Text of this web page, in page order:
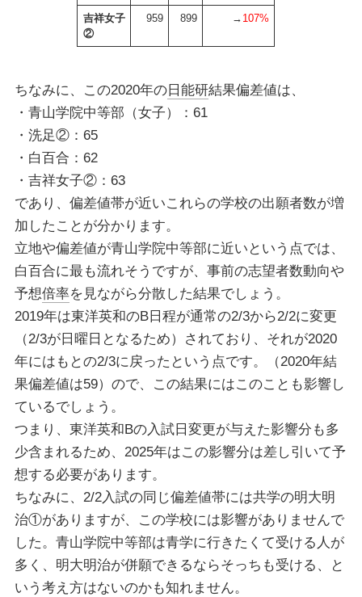
吉祥女子
②
959 899 → 107%
ちなみに、この2020年の日能研結果偏差値は、
・青山学院中等部（女子）：61
・洗足②：65
・白百合：62
・吉祥女子②：63
であり、偏差値帯が近いこれらの学校の出願者数が増
加したことが分かります。
立地や偏差値が青山学院中等部に近いという点では、
白百合に最も流れそうですが、事前の志望者数動向や
予想倍率を見ながら分散した結果でしょう。
2019年は東洋英和のB日程が通常の2/3から2/2に変更
（2/3が日曜日となるため）されており、それが2020
年にはもとの2/3に戻ったという点です。（2020年結
果偏差値は59）ので、この結果にはこのことも影響し
ているでしょう。
つまり、東洋英和Bの入試日変更が与えた影響分も多
少含まれるため、2025年はこの影響分は差し引いて予
想する必要があります。
ちなみに、2/2入試の同じ偏差値帯には共学の明大明
治①がありますが、この学校には影響がありませんで
した。青山学院中等部は青学に行きたくて受ける人が
多く、明大明治が併願できるならそっちも受ける、と
いう考え方はないのかも知れません。